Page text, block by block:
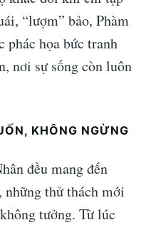
“lượm” bảo, Phàm
phác họa bức tranh
nơi sự sống còn luôn
KHÔNG NGỪNG
đều mang đến
những thử thách mới
tưởng. Từ lúc